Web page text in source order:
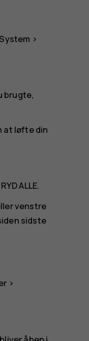
System >
brugte,
at løfte din
RYD ALLE.
venstre
sidste
>